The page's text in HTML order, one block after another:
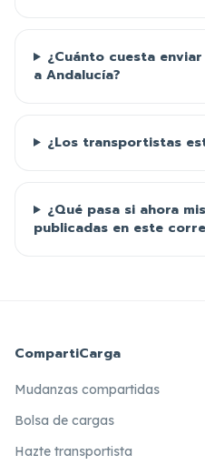
¿Cuánto cuesta
a Andalucía?
¿Los transportistas
¿Qué pasa si ahora
publicadas en este
CompartiCarga
Mudanzas compartidas
Bolsa de cargas
Hazte transportista